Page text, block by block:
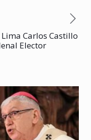
Carlos Castillo
Elector